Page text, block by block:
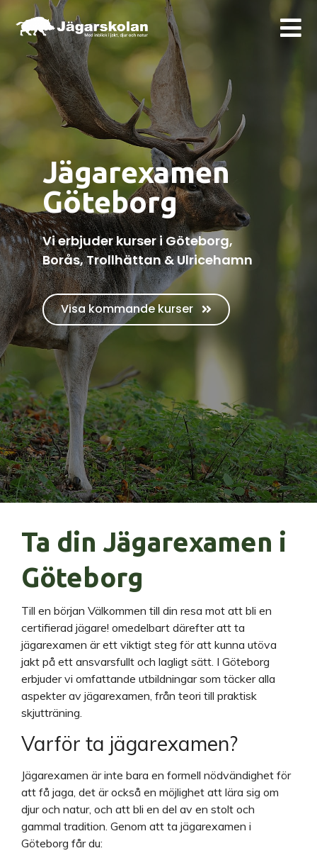
Jägarexamen
Göteborg
Vi erbjuder kurser i Göteborg,
Borås, Trollhättan & Ulricehamn
Visa kommande kurser
Ta din Jägarexamen i
Göteborg
Till en början Välkommen till din resa mot att bli en
certifierad jägare! omedelbart därefter att ta
jägarexamen är ett viktigt steg för att kunna utöva
jakt på ett ansvarsfullt och lagligt sätt. I Göteborg
erbjuder vi omfattande utbildningar som täcker alla
aspekter av jägarexamen, från teori till praktisk
skjutträning.
Varför ta jägarexamen?
Jägarexamen är inte bara en formell nödvändighet för
att få jaga, det är också en möjlighet att lära sig om
djur och natur, och att bli en del av en stolt och
gammal tradition. Genom att ta jägarexamen i
Göteborg får du: